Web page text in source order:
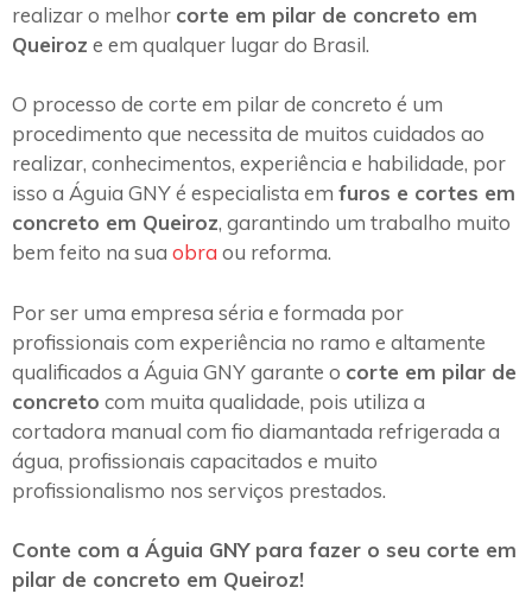
realizar o melhor corte em pilar de concreto em
Queiroz e em qualquer lugar do Brasil.
O processo de corte em pilar de concreto é um
procedimento que necessita de muitos cuidados ao
realizar, conhecimentos, experiência e habilidade, por
isso a Águia GNY é especialista em furos e cortes em
concreto em Queiroz, garantindo um trabalho muito
bem feito na sua obra ou reforma.
Por ser uma empresa séria e formada por
profissionais com experiência no ramo e altamente
qualificados a Águia GNY garante o corte em pilar de
concreto com muita qualidade, pois utiliza a
cortadora manual com fio diamantada refrigerada a
água, profissionais capacitados e muito
profissionalismo nos serviços prestados.
Conte com a Águia GNY para fazer o seu corte em
pilar de concreto em Queiroz!